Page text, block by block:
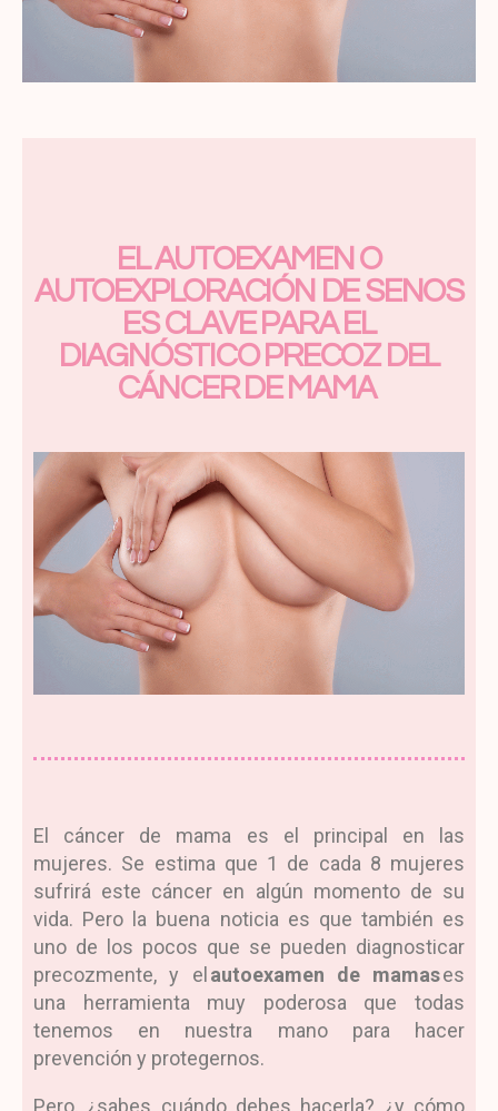
EL AUTOEXAMEN O
AUTOEXPLORACIÓN DE SENOS
ES CLAVE PARA EL
DIAGNÓSTICO PRECOZ DEL
CÁNCER DE MAMA
El cáncer de mama es el principal en las
mujeres. Se estima que 1 de cada 8 mujeres
sufrirá este cáncer en algún momento de su
vida. Pero la buena noticia es que también es
uno de los pocos que se pueden diagnosticar
precozmente, y elautoexamen de mamases
una herramienta muy poderosa que todas
tenemos en nuestra mano para hacer
prevención y protegernos.
Pero, ¿sabes cuándo debes hacerla? ¿y cómo